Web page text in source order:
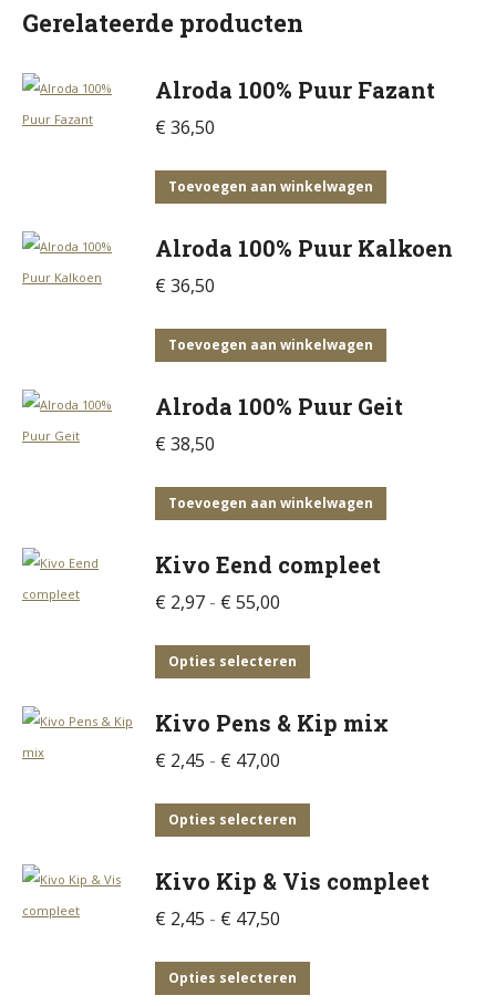
Gerelateerde producten
Alroda 100% Puur Fazant
€ 36,50
Toevoegen aan winkelwagen
Alroda 100% Puur Kalkoen
€ 36,50
Toevoegen aan winkelwagen
Alroda 100% Puur Geit
€ 38,50
Toevoegen aan winkelwagen
Kivo Eend compleet
€ 2,97 - € 55,00
tot
Opties selecteren
heeft
kan
de
Kivo Pens & Kip mix
€ 2,45 - € 47,00
tot
Opties selecteren
heeft
Kivo Kip & Vis compleet
€ 2,45 - € 47,50
tot
Opties selecteren